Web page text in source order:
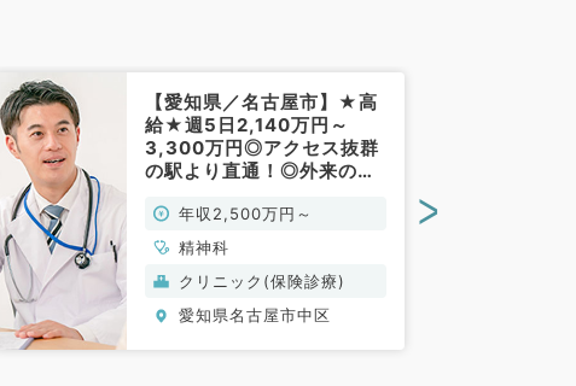
【愛知県／名古屋市】★高
給★週5日2,140万円～
3,300万円◎アクセス抜群
の駅より直通！◎外来のみ
クです（精神科／常勤）
年収2,500万円～
精神科
クリニック(保険診療)
愛知県名古屋市中区
>